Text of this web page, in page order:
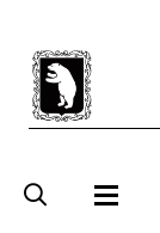
contenido
principal